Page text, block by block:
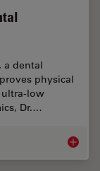
a dental
physical
low
Dr.…